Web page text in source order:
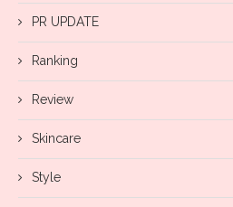
PR UPDATE
Ranking
Review
Skincare
Style